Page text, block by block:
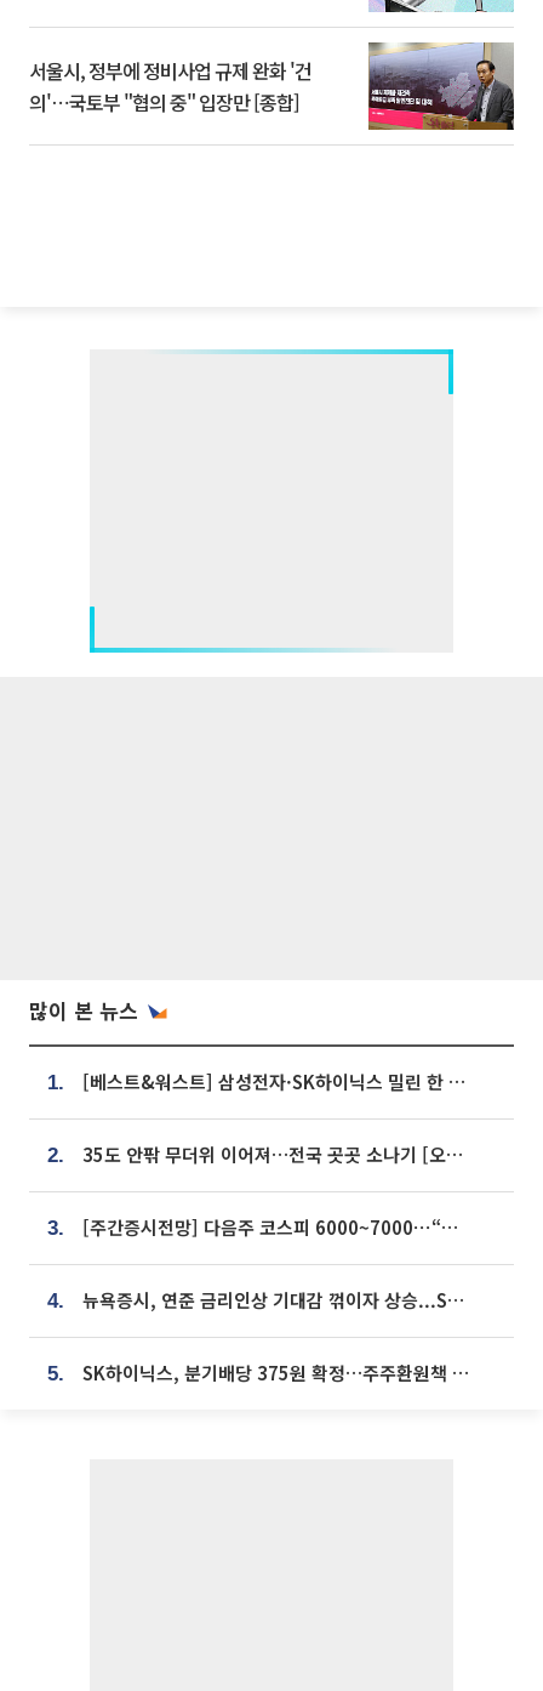
서울시, 정부에 정비사업 규제 완화 '건
의'⋯국토부 "협의 중" 입장만 [종합]
많이 본 뉴스
1. [베스트&워스트] 삼성전자·SK하이닉스 밀린 한 주…상상인증권은 85% 급등
2. 35도 안팎 무더위 이어져…전국 곳곳 소나기 [오늘 날씨]
3. [주간증시전망] 다음주 코스피 6000~7000⋯“外人 수급은 정책이 변수”
4. 뉴욕증시, 연준 금리인상 기대감 꺾이자 상승...S&P500 사상 최고치 [종합]
5. SK하이닉스, 분기배당 375원 확정…주주환원책 9월로 앞당겨 발표